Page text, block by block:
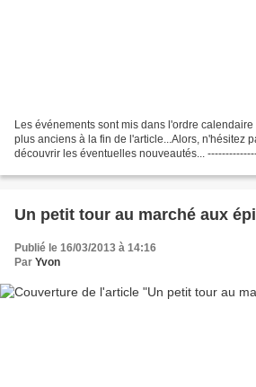
Les événements sont mis dans l'ordre
plus anciens à la fin de l'article...Alors, n'hésitez
découvrir les éventuelles nouveautés...
Un petit tour au marché aux
Publié le 16/03/2013 à 14:16
Par Yvon